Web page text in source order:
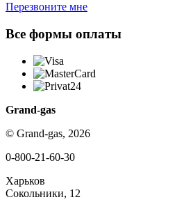
Перезвоните мне
Все формы оплаты
Grand-gas
© Grand-gas, 2026
0-800-21-60-30
Харьков
Сокольники, 12